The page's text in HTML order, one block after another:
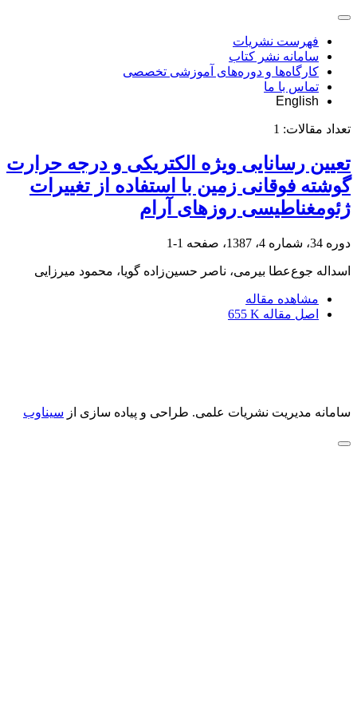
فهرست نشریات
سامانه نشر کتاب
کارگاه‌ها و دوره‌های آموزشی تخصصی
تماس با ما
English
تعداد مقالات: 1
تعیین رسانایی ویژه‌ الکتریکی و درجه حرارت
گوشته‌ فوقانی زمین با استفاده از تغییرات
ژئومغناطیسی روزهای آرام
دوره 34، شماره 4، 1387، صفحه 1-1
اسداله جوع‌عطا بیرمی، ناصر حسین‌زاده گویا، محمود میرزایی
مشاهده مقاله
اصل مقاله 655 K
سامانه مدیریت نشریات علمی. طراحی و پیاده سازی از سیناوب